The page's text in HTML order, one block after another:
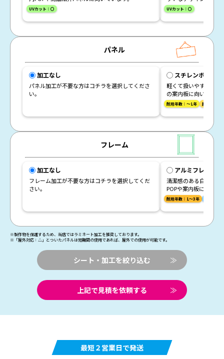
UVカット：〇 UVカット：〇
パネル
加工なし
パネル加工が不要な方はコチラを選択してくださ
い。
スチレンボード
軽くて扱いやすいパネ
の案内板に向いていま
耐用年数：～1年 屋外対応
フレーム
加工なし
フレーム加工が不要な方はコチラを選択してくだ
さい。
アルミフレーム（
清潔感のある白色フレ
POPや案内板に向いて
耐用年数：1～3年
※製作物を保護するため、当店ではラミネート加工を推奨しております。
※「屋外対応：△」とついたパネルは短期間の使用であれば、屋外での使用が可能です。
シート・加工を絞り込む ≫
上記で見積を依頼する ≫
最短２営業日で発送